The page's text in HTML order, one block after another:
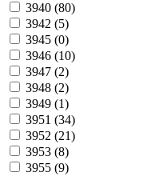
3940 (80)
3942 (5)
3945 (0)
3946 (10)
3947 (2)
3948 (2)
3949 (1)
3951 (34)
3952 (21)
3953 (8)
3955 (9)